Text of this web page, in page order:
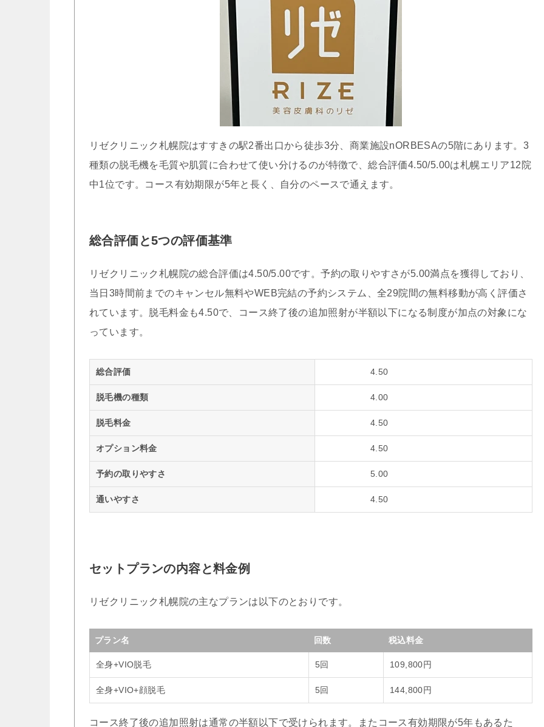
リゼクリニック札幌院はすすきの駅2番出口から徒歩3分、商業施設nORBESAの5階にあります。3
種類の脱毛機を毛質や肌質に合わせて使い分けるのが特徴で、総合評価4.50/5.00は札幌エリア12院
中1位です。コース有効期限が5年と長く、自分のペースで通えます。
総合評価と5つの評価基準
リゼクリニック札幌院の総合評価は4.50/5.00です。予約の取りやすさが5.00満点を獲得しており、
当日3時間前までのキャンセル無料やWEB完結の予約システム、全29院間の無料移動が高く評価さ
れています。脱毛料金も4.50で、コース終了後の追加照射が半額以下になる制度が加点の対象にな
っています。
総合評価 4.50
脱毛機の種類 4.00
脱毛料金 4.50
オプション料金 4.50
予約の取りやすさ 5.00
通いやすさ 4.50
セットプランの内容と料金例
リゼクリニック札幌院の主なプランは以下のとおりです。
プラン名 回数 税込料金
全身+VIO脱毛 5回 109,800円
全身+VIO+顔脱毛 5回 144,800円
コース終了後の追加照射は通常の半額以下で受けられます。またコース有効期限が5年もあるた